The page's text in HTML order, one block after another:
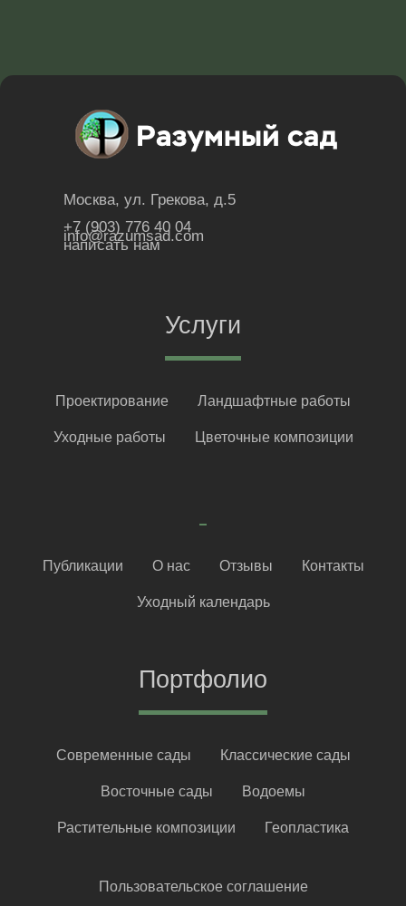
Москва, ул. Грекова, д.5
+7 (903) 776 40 04
info@razumsad.com
написать нам
Услуги
Проектирование Ландшафтные работы
Уходные работы Цветочные композиции
Публикации О нас Отзывы Контакты
Уходный календарь
Портфолио
Современные сады Классические сады
Восточные сады Водоемы
Растительные композиции Геопластика
Пользовательское соглашение